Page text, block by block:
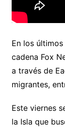
En los
cadena Fox
a través de
migrantes,
Este viernes
la Isla que